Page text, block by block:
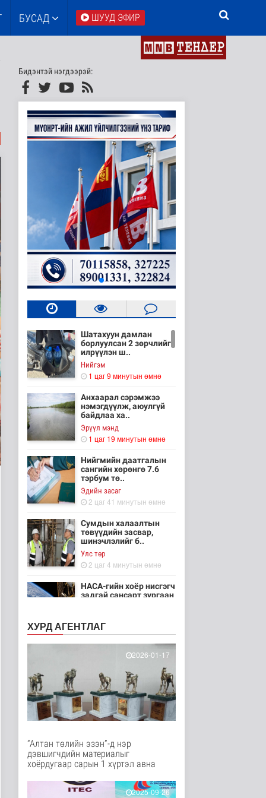
БУСАД ШУУД ЭФИР
Бидэнтэй нэгдээрэй:
Шатахуун дамлан
борлуулсан 2 зөрчлийг
илрүүлэн ш..
Нийгэм
1 цаг 9 минутын өмнө
Анхаарал сэрэмжээ
нэмэгдүүлж, аюулгүй
байдлаа ха..
Эрүүл мэнд
1 цаг 19 минутын өмнө
Нийгмийн даатгалын
сангийн хөрөнгө 7.6
тэрбум тө..
Эдийн засаг
2 цаг 41 минутын өмнө
Сумдын халаалтын
төвүүдийн засвар,
шинэчлэлийг б..
Улс төр
2 цаг 4 минутын өмнө
НАСА-гийн хоёр нисгэгч
задгай сансарт зургаан
2 цаг 19 минутын өмнө
хамгаалахын тулд
Канадын иргэд мод бэ..
Дэлхийд
2 цаг 25 минутын өмнө
ЦАГ АГААР:
Улаанбаатарт шөнөдөө
Байгаль орчин
3 цаг 45 минутын өмнө
зөрчлийг E-Mongolia
системээр да..
ХУРД АГЕНТЛАГ
2026-01-17
“Алтан төлийн эзэн”-д нэр
дэвшигчдийн материалыг
хоёрдугаар сарын 1 хүртэл авна
2025-09-26